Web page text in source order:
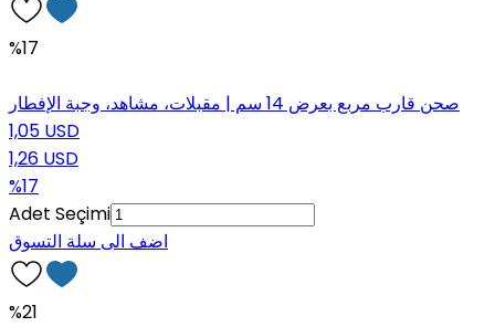
%17
صحن قارب مربع بعرض 14 سم | مقبلات، مشاهد، وجبة الإفطار
1,05 USD
1,26 USD
%17
Adet Seçimi
اضف الى سلة التسوق
%21